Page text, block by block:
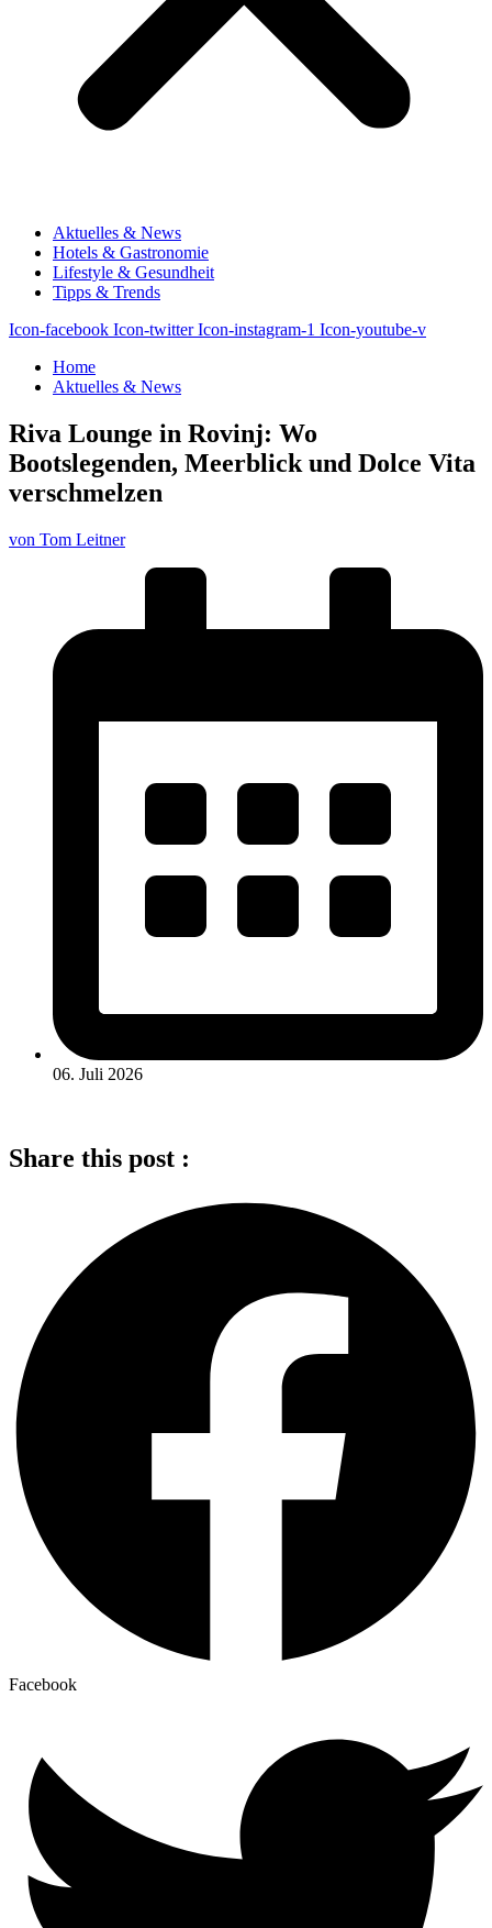
Aktuelles & News
Hotels & Gastronomie
Lifestyle & Gesundheit
Tipps & Trends
Icon-facebook Icon-twitter Icon-instagram-1 Icon-youtube-v
Home
Aktuelles & News
Riva Lounge in Rovinj: Wo
Bootslegenden, Meerblick und Dolce Vita
verschmelzen
von Tom Leitner
06. Juli 2026
Share this post :
Facebook